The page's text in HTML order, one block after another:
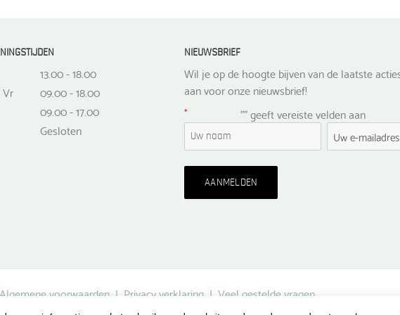
13.00 - 18.00
09.00 - 18.00
09.00 - 17.00
Gesloten
NIEUWSBRIEF
Wil je op de hoogte bijven van de laatste
aan voor onze nieuwsbrief!
"
* " geeft vereiste velden aan
Algemene voorwaarden | Privacy verklaring | Veel gestelde vragen